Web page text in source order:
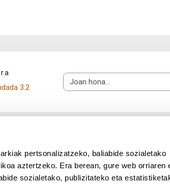
pertsonalizatzeko, baliabide sozialetako
aztertzeko. Era berean, gure web orriaren
sozialetako, publizitateko eta
3.2
Joan hona...
UPV/EHU en Facebook (abre
UPV/EHU en Twitter
UPV/EHU en
UPV/